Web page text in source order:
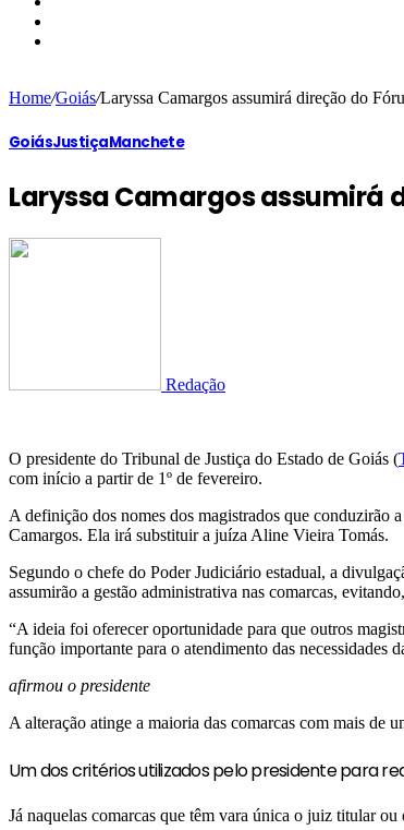
Home/Goiás/Laryssa Camargos assumirá direção do
GoiásJustiçaManchete
Laryssa Camargos assumirá
Redação
O presidente do Tribunal de Justiça do Estado de Goiás (
com início a partir de 1º de fevereiro.
A definição dos nomes dos magistrados que conduzirão
Camargos. Ela irá substituir a juíza Aline Vieira Tomás.
Segundo o chefe do Poder Judiciário estadual, a
assumirão a gestão administrativa nas comarcas,
“A ideia foi oferecer oportunidade para que outros
função importante para o atendimento das necessidades
afirmou o presidente
A alteração atinge a maioria das comarcas com mais de
Um dos critérios utilizados pelo presidente para
Já naquelas comarcas que têm vara única o juiz titular